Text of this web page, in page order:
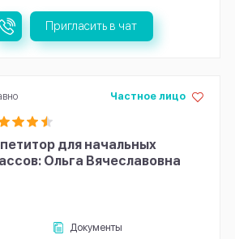
Пригласить в чат
для начальных
Ольга Вячеславовна
Документы
Частное лицо